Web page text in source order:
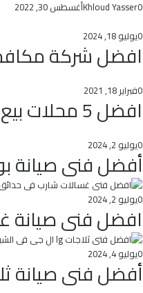
Khloud Yasserأغسطس 30, 2022
0
يوليو 18, 20240
افضل شركة
فبراير 18, 20210
افضل 5 محلات بيع الورد فى المنيل
يوليو 2, 20240
أفضل فنى صيانة
يوليو 2, 20240
افضل فنى صيانة
يوليو 4, 20240
أفضل فنى صيانة